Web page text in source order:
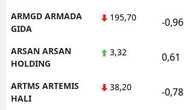
ARMGD ARMADA
GIDA
195,70 -0,96
ARSAN ARSAN
HOLDING
3,32 0,61
ARTMS ARTEMIS
HALI
38,20 -0,78